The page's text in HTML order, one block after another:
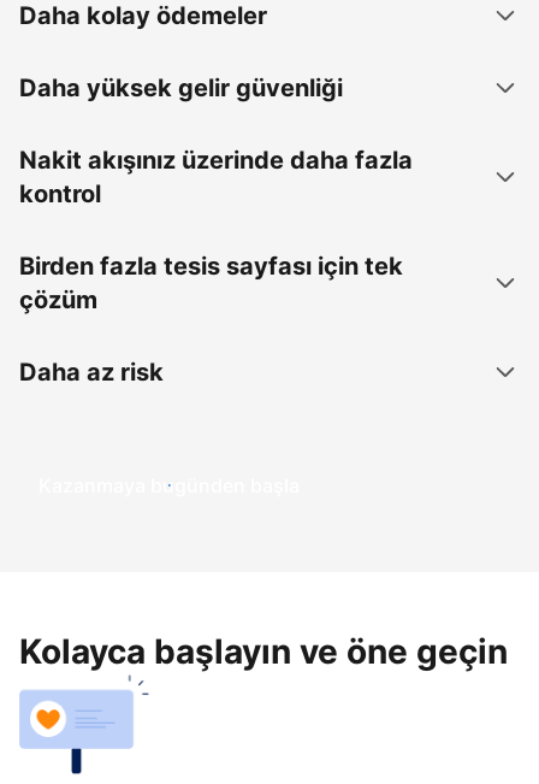
Daha kolay ödemeler
Daha yüksek gelir güvenliği
Nakit akışınız üzerinde daha fazla
kontrol
Birden fazla tesis sayfası için tek
çözüm
Daha az risk
Kazanmaya bugünden başla
Kolayca başlayın ve öne geçin